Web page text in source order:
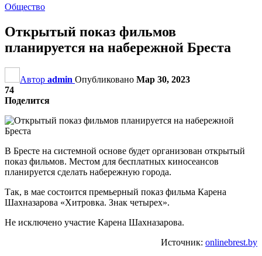
Общество
Открытый показ фильмов
планируется на набережной Бреста
Автор admin Опубликовано Мар 30, 2023
74
Поделится
В Бресте на системной основе будет организован открытый
показ фильмов. Местом для бесплатных киносеансов
планируется сделать набережную города.
Так, в мае состоится премьерный показ фильма Карена
Шахназарова «Хитровка. Знак четырех».
Не исключено участие Карена Шахназарова.
Источник: onlinebrest.by